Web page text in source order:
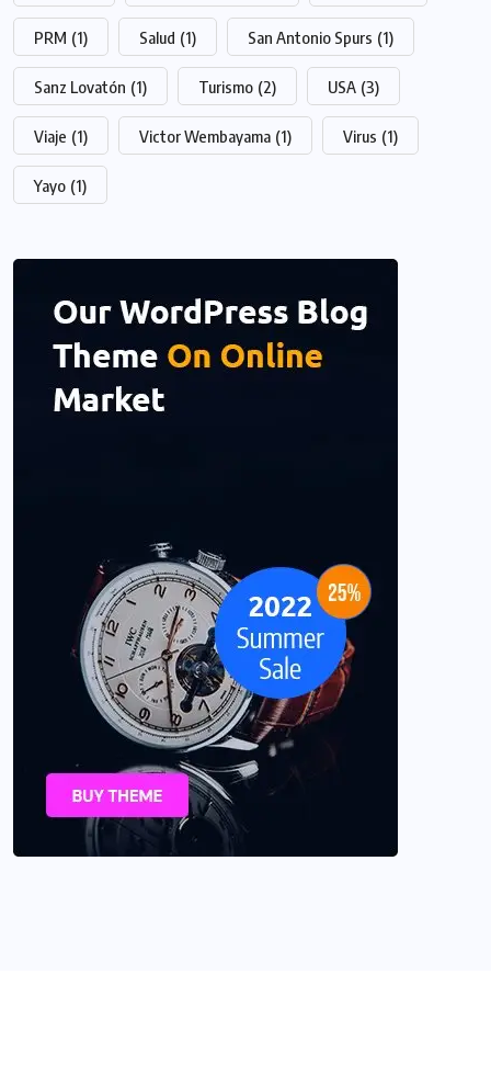
PRM (1) Salud (1) San Antonio Spurs (1)
Sanz Lovatón (1) Turismo (2) USA (3)
Viaje (1) Victor Wembayama (1) Virus (1)
Yayo (1)